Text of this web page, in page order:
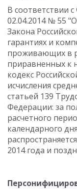
В соответствии
02.04.2014 № 55
Закона
гарантиях и
проживающих в
приравненных к
кодекс
исчисления
статьей 139
Федерации: за
расчетного
календарного
2014 года и